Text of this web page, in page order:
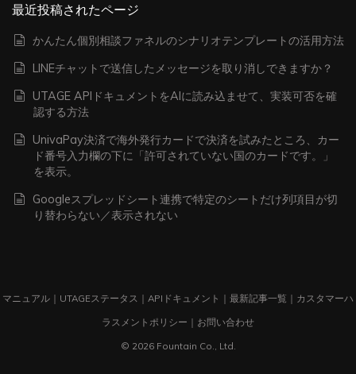
最近投稿されたページ
かんたん個別相談ファネルのシナリオテンプレートの活用方法
LINEチャットで送信したメッセージを取り消しできますか？
UTAGE APIドキュメントをAIに読み込ませて、実装可否を確
認する方法
UnivaPay決済で海外発行カードで決済を試みたところ、カー
ド番号入力欄の下に「許可されていない国のカードです。」
を表示。
Googleスプレッドシート連携で特定のシートだけ列項目が切
り替わらない／表示されない
マニュアル ｜ UTAGEステータス ｜ APIドキュメント ｜ 最新記事一覧 ｜ カスタマーハ
ラスメントポリシー ｜ お問い合わせ
© 2026 Fountain Co., Ltd.